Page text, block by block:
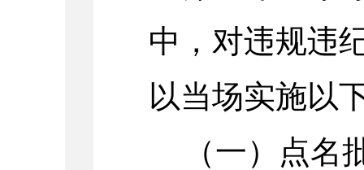
中，对违规违
以当场实施
（一）点名